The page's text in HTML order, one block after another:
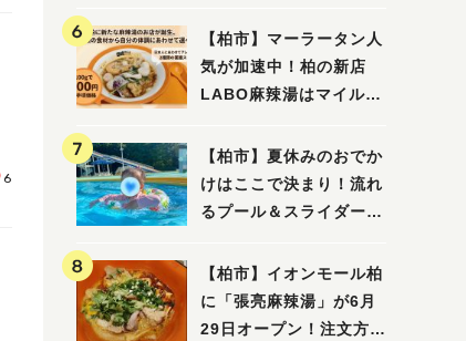
6
【柏市】マーラータン人
気が加速中！柏の新店
LABO麻辣湯はマイルド
【柏市】夏休みのおでか
けはここで決まり！流れ
るプール＆スライダーに
ル」を親子で満喫してき
ました！
【柏市】イオンモール柏
に「張亮麻辣湯」が6月
29日オープン！注文方法